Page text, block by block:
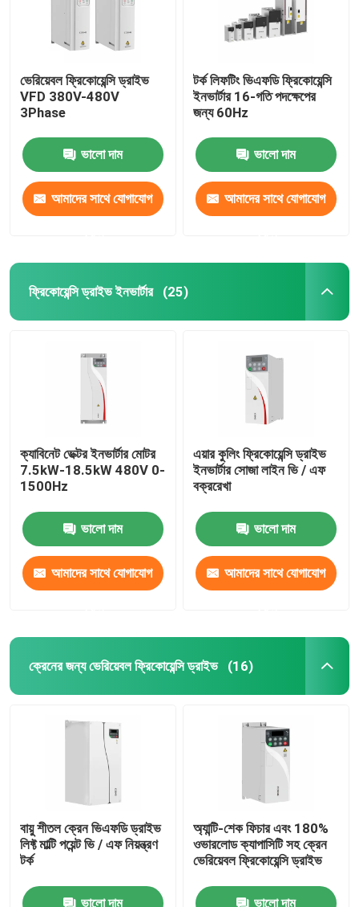
ভেরিয়েবল ফ্রিকোয়েন্সি ড্রাইভ
VFD 380V-480V
3Phase
ভালো দাম
আমাদের সাথে যোগাযোগ
টর্ক লিফটিং ভিএফডি ফ্রিকোয়েন্সি
ইনভার্টার 16-গতি পদক্ষেপের
জন্য 60Hz
ভালো দাম
আমাদের সাথে যোগাযোগ
ফ্রিকোয়েন্সি ড্রাইভ ইনভার্টার (25)
ক্যাবিনেট ভেক্টর ইনভার্টার মোটর
7.5kW-18.5kW 480V 0-
1500Hz
ভালো দাম
আমাদের সাথে যোগাযোগ
এয়ার কুলিং ফ্রিকোয়েন্সি ড্রাইভ
ইনভার্টার সোজা লাইন ভি / এফ
বক্ররেখা
ভালো দাম
আমাদের সাথে যোগাযোগ
ক্রেনের জন্য ভেরিয়েবল ফ্রিকোয়েন্সি ড্রাইভ (16)
বায়ু শীতল ক্রেন ভিএফডি ড্রাইভ
লিফ্ট মাল্টি পয়েন্ট ভি / এফ নিয়ন্ত্রণ
টর্ক
ভালো দাম
অ্যান্টি-শেক ফিচার এবং 180%
ওভারলোড ক্যাপাসিটি সহ ক্রেন
ভেরিয়েবল ফ্রিকোয়েন্সি ড্রাইভ
ভালো দাম